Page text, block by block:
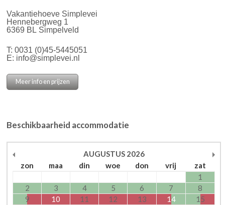
Vakantiehoeve Simplevei
Hennebergweg 1
6369 BL Simpelveld
T:0031 (0)45-5445051
E: info@simplevei.nl
Meer info en prijzen
Beschikbaarheid accommodatie
AUGUSTUS 2026
zon
maa din woe don vrij
zat
1
2
3 4 5 6 7
8
9
10 11 12 13 14
15